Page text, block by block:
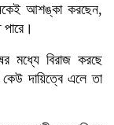
আশঙ্কা করছেন,
মধ্যে বিরাজ করছে
দায়িত্বে এলে তা